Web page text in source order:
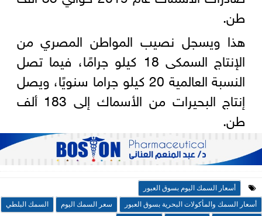
طن.
هذا ويسجل نصيب المواطن المصري من
الإنتاج السمكى 18 كيلو جرامًا، فيما تصل
النسبة العالمية 20 كيلو جراما سنويًا، ويصل
إنتاج البحيرات من الأسماك إلى 183 ألف
طن.
أسعار السمك اليوم بسوق العبور
أسعار السمك والمأكولات البحرية بسوق العبور
سعر السمك اليوم
السمك البلطي